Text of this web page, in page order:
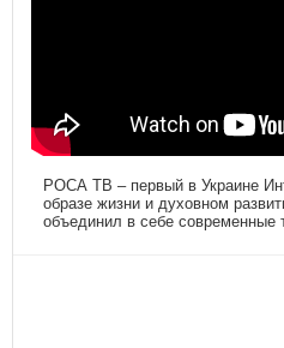
РОСА ТВ – первый в Украине
образе жизни и духовном
объединил в себе современные